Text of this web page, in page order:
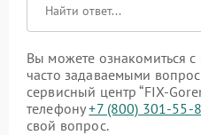
Вы можете ознакомиться
часто задаваемыми
сервисный центр “FIX-
телефону+7 (800) 301-55-
свой вопрос.